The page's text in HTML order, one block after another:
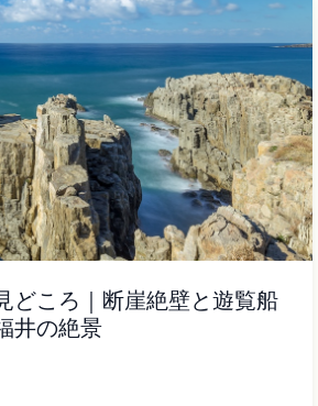
どころ｜断崖絶壁と遊覧船
井の絶景